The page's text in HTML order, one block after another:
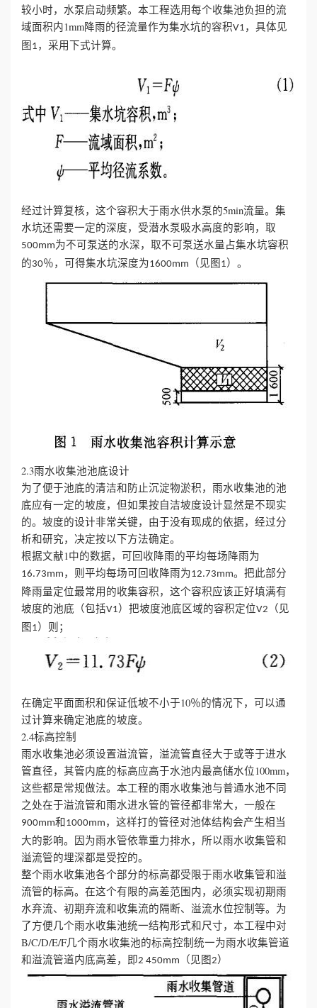
较小时，水泵启动频繁。本工程选用每个收集池负担的流
域面积内1mm降雨的径流量作为集水坑的容积V1 ，具体见
图1 ，采用下式计算。
经过计算复核，这个容积大于雨水供水泵的5min流量。集
水坑还需要一定的深度，受潜水泵吸水高度的影响，取
500mm为不可泵送的水深，取不可泵送水量占集水坑容积
的30％，可得集水坑深度为1600mm （见图1）。
2.3雨水收集池池底设计
为了便于池底的清洁和防止沉淀物淤积，雨水收集池的池
底应有一定的坡度，但如果按自洁坡度设计显然是不现实
的。坡度的设计非常关键，由于没有现成的依据，经过分
析和研究，决定按以下方法确定。
根据文献1中的数据，可回收降雨的平均每场降雨为
16.73mm ，则平均每场可回收降雨为12.73mm。把此部分
降雨量定位最常用的收集容积，这个容积应该正好填满有
坡度的池底（包括V1）把坡度池底区域的容积定位V2
（见
图1）则；
在确定平面面积和保证低坡不小于10％的情况下，可以通
过计算来确定池底的坡度。
2.4标高控制
雨水收集池必须设置溢流管，溢流管直径大于或等于进水
管直径，其管内底的标高应高于水池内最高储水位100mm，
这些都是常规做法。本工程的雨水收集池与普通水池不同
之处在于溢流管和雨水进水管的管径都非常大，一般在
900mm和1000mm ，这样打的管径对池体结构会产生相当
大的影响。因为雨水管依靠重力排水，所以雨水收集管和
溢流管的埋深都是受控的。
整个雨水收集池各个部分的标高都受限于雨水收集管和溢
流管的标高。在这个有限的高差范围内，必须实现初期雨
水弃流、初期弃流和收集流的隔断、溢流水位控制等。为
了方便几个雨水收集池统一结构形式和尺寸，本工程中对
B/C/D/E/F几个雨水收集池的标高控制统一为雨水收集管道
和溢流管道内底高差，即2 450mm （见图2）